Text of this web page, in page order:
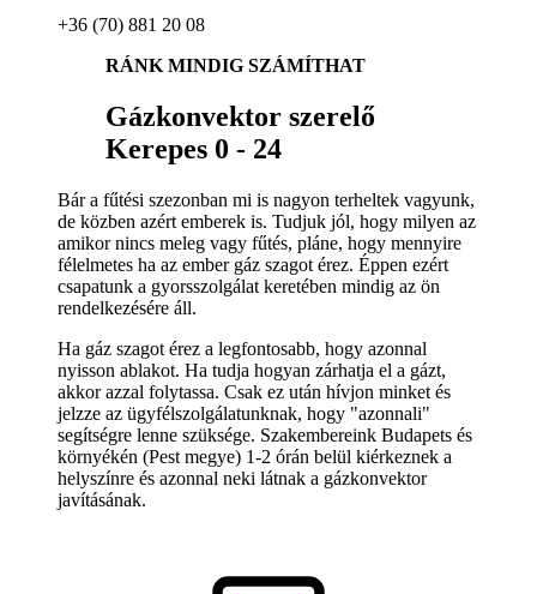
+36 (70) 881 20 08
RÁNK MINDIG SZÁMÍTHAT
Gázkonvektor szerelő
Kerepes 0 - 24
Bár a fűtési szezonban mi is nagyon terheltek vagyunk,
de közben azért emberek is. Tudjuk jól, hogy milyen az
amikor nincs meleg vagy fűtés, pláne, hogy mennyire
félelmetes ha az ember gáz szagot érez. Éppen ezért
csapatunk a gyorsszolgálat keretében mindig az ön
rendelkezésére áll.
Ha gáz szagot érez a legfontosabb, hogy azonnal
nyisson ablakot. Ha tudja hogyan zárhatja el a gázt,
akkor azzal folytassa. Csak ez után hívjon minket és
jelzze az ügyfélszolgálatunknak, hogy "azonnali"
segítségre lenne szüksége. Szakembereink Budapets és
környékén (Pest megye) 1-2 órán belül kiérkeznek a
helyszínre és azonnal neki látnak a gázkonvektor
javításának.